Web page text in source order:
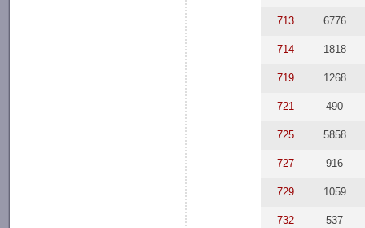
713 6776
714 1818
719 1268
721 490
725 5858
727 916
729 1059
732 537